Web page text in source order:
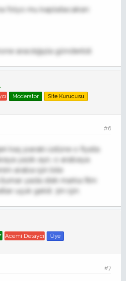
folyo mu kaplatacaksın
aracılığıyla gönderildi
Moderator Site Kurucusu
#6
kaç paraki üstüne o fiyata
yazık ayrı, o arabaya
araba için bile
yada stek marka film
uçuk geldi. 3m için.
Acemi Detaycı Üye
#7